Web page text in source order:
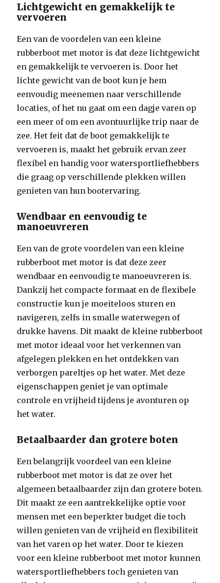
Lichtgewicht en gemakkelijk te
vervoeren
Een van de voordelen van een kleine
rubberboot met motor is dat deze lichtgewicht
en gemakkelijk te vervoeren is. Door het
lichte gewicht van de boot kun je hem
eenvoudig meenemen naar verschillende
locaties, of het nu gaat om een dagje varen op
een meer of om een avontuurlijke trip naar de
zee. Het feit dat de boot gemakkelijk te
vervoeren is, maakt het gebruik ervan zeer
flexibel en handig voor watersportliefhebbers
die graag op verschillende plekken willen
genieten van hun bootervaring.
Wendbaar en eenvoudig te
manoeuvreren
Een van de grote voordelen van een kleine
rubberboot met motor is dat deze zeer
wendbaar en eenvoudig te manoeuvreren is.
Dankzij het compacte formaat en de flexibele
constructie kun je moeiteloos sturen en
navigeren, zelfs in smalle waterwegen of
drukke havens. Dit maakt de kleine rubberboot
met motor ideaal voor het verkennen van
afgelegen plekken en het ontdekken van
verborgen pareltjes op het water. Met deze
eigenschappen geniet je van optimale
controle en vrijheid tijdens je avonturen op
het water.
Betaalbaarder dan grotere boten
Een belangrijk voordeel van een kleine
rubberboot met motor is dat ze over het
algemeen betaalbaarder zijn dan grotere boten.
Dit maakt ze een aantrekkelijke optie voor
mensen met een beperkter budget die toch
willen genieten van de vrijheid en flexibiliteit
van het varen op het water. Door te kiezen
voor een kleine rubberboot met motor kunnen
watersportliefhebbers toch genieten van